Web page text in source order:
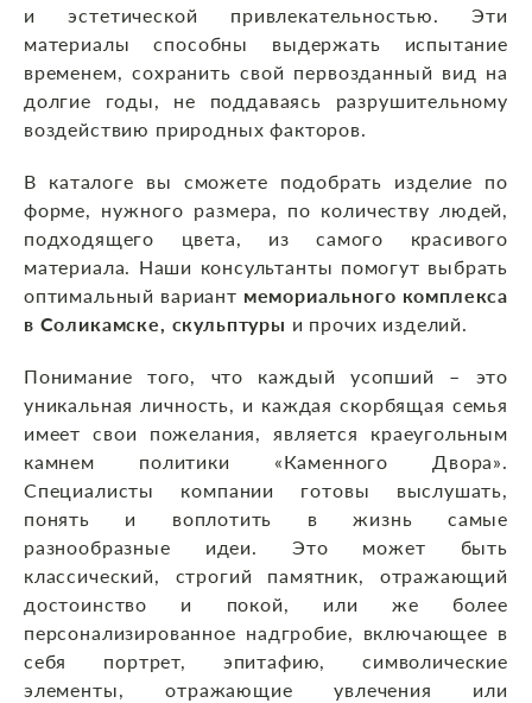
и эстетической привлекательностью. Эти
материалы способны выдержать испытание
временем, сохранить свой первозданный вид на
долгие годы, не поддаваясь разрушительному
воздействию природных факторов.
В каталоге вы сможете подобрать изделие по
форме, нужного размера, по количеству людей,
подходящего цвета, из самого красивого
материала. Наши консультанты помогут выбрать
оптимальный вариант мемориального комплекса
в Соликамске, скульптуры и прочих изделий.
Понимание того, что каждый усопший – это
уникальная личность, и каждая скорбящая семья
имеет свои пожелания, является краеугольным
камнем политики «Каменного Двора».
Специалисты компании готовы выслушать,
понять и воплотить в жизнь самые
разнообразные идеи. Это может быть
классический, строгий памятник, отражающий
достоинство и покой, или же более
персонализированное надгробие, включающее в
себя портрет, эпитафию, символические
элементы, отражающие увлечения или